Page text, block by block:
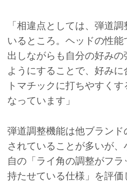
「相違点としては、弾道
いるところ。ヘッドの性
出しながらも自分の好みの
ようにすることで、好み
トマチックに打ちやすく
なっています」
弾道調整機能は他ブランド
されていることが多いが
自の「ライ角の調整がフラ
持たせている仕様」を評価